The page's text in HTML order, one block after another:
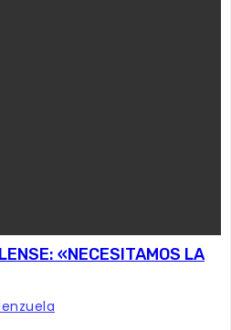
«NECESITAMOS LA